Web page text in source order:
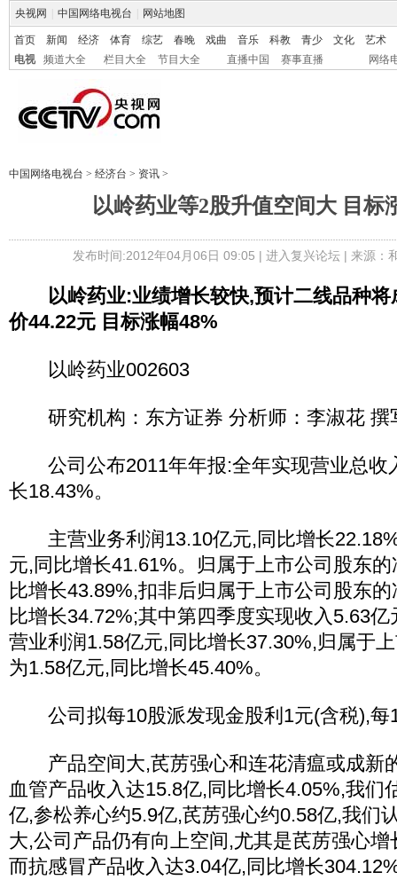
央视网 中国网络电视台 网站地图
首页 新闻 经济 体育 综艺 春晚 戏曲 音乐 科教 青少 文化
艺术
电视
频道大全 栏目大全 节目大全 直播中国 赛事直播 网络
中国网络电视台 > 经济台 > 资讯 >
以岭药业等2股升值空间大 目标
发布时间:2012年04月06日 09:05 | 进入复兴论坛| 来源：
以岭药业:业绩增长较快,预计二线品种
价44.22元 目标涨幅48%
以岭药业002603
研究机构：东方证券 分析师：李淑花 撰
公司公布2011年年报:全年实现营业总收
长18.43%。
主营业务利润13.10亿元,同比增长
元,同比增长41.61%。归属于上市公司股东
比增长43.89%,扣非后归属于上市公司股东
比增长34.72%;其中第四季度实现收入5.63
营业利润1.58亿元,同比增长37.30%,归属于
为1.58亿元,同比增长45.40%。
公司拟每10股派发现金股利1元(含税),每
产品空间大,芪苈强心和连花清瘟或成新
血管产品收入达15.8亿,同比增长4.05%,我们
亿,参松养心约5.9亿,芪苈强心约0.58亿,我们
大,公司产品仍有向上空间,尤其是芪苈强心
而抗感冒产品收入达3.04亿,同比增长